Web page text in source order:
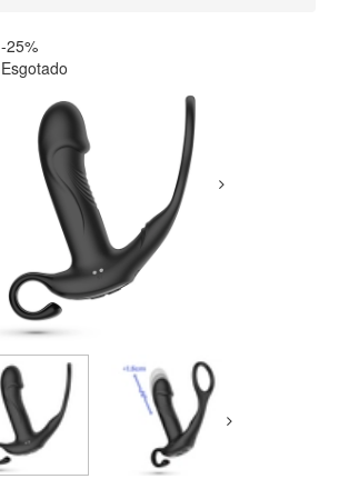
-25%
Esgotado